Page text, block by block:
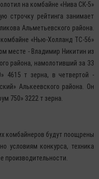
на комбайне «Нива СК-5»
строчку рейтинга занимает
Альметьевского района.
«Нью-Холланд ТС-56»
месте - Владимир Никитин из
района, намолотивший за 33
4615 т зерна, в четвертой -
Алькеевского района. Он
750» 3222 т зерна.
комбайнеров будут поощрены
условиям конкурса, техника
производительности.